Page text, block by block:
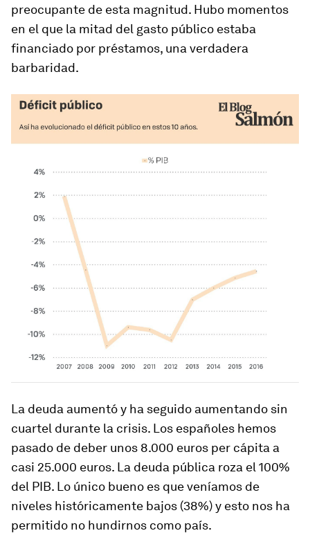
preocupante de esta magnitud. Hubo momentos
en el que la mitad del gasto público estaba
financiado por préstamos, una verdadera
barbaridad.
La deuda aumentó y ha seguido aumentando sin
cuartel durante la crisis. Los españoles hemos
pasado de deber unos 8.000 euros per cápita a
casi 25.000 euros. La deuda pública roza el 100%
del PIB. Lo único bueno es que veníamos de
niveles históricamente bajos (38%) y esto nos ha
permitido no hundirnos como país.